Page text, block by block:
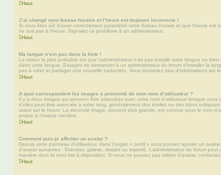
Haut
J’ai changé mon fuseau horaire et l’heure est toujours incorrecte !
Si vous êtes sûr d’avoir correctement paramétré votre fuseau horaire et que l’heure est
ne soit pas à l’heure. Signalez ce problème à un administrateur.
Haut
Ma langue n’est pas dans la liste !
La raison la plus probable est que l’administrateur n’ait pas installé votre langue ou
dans votre langue. Essayez de demander à un administrateur du forum d’installer la
pas à créer et partager une nouvelle traduction. Vous trouverez plus d’informations sur
Haut
A quoi correspondent les images à proximité de mon nom d’utilisateur ?
Il y a deux images qui peuvent être associées avec votre nom d’utilisateur lorsque vous
d’elles peut être associée à votre rang, généralement des étoiles ou des blocs
statut sur le forum. La seconde image, souvent plus grande, est connue sous le nom
propre à chaque membre.
Haut
Comment puis-je afficher un avatar ?
Depuis votre panneau d’utilisateur, dans l’onglet « profil » vous pouvez ajouter un
d’avatar suivantes : Gravatar, galerie, distant ou importé. L’administrateur du forum
manière dont ils sont mis à disposition. Si vous ne pouvez pas utiliser d’avatar,
Haut